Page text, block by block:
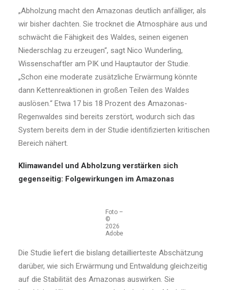
„Abholzung macht den Amazonas deutlich anfälliger, als
wir bisher dachten. Sie trocknet die Atmosphäre aus und
schwächt die Fähigkeit des Waldes, seinen eigenen
Niederschlag zu erzeugen“, sagt Nico Wunderling,
Wissenschaftler am PIK und Hauptautor der Studie.
„Schon eine moderate zusätzliche Erwärmung könnte
dann Kettenreaktionen in großen Teilen des Waldes
auslösen.“ Etwa 17 bis 18 Prozent des Amazonas-
Regenwaldes sind bereits zerstört, wodurch sich das
System bereits dem in der Studie identifizierten kritischen
Bereich nähert.
Klimawandel und Abholzung verstärken sich
gegenseitig: Folgewirkungen im Amazonas
Foto –
©
2026
Adobe
Die Studie liefert die bislang detaillierteste Abschätzung
darüber, wie sich Erwärmung und Entwaldung gleichzeitig
auf die Stabilität des Amazonas auswirken. Sie